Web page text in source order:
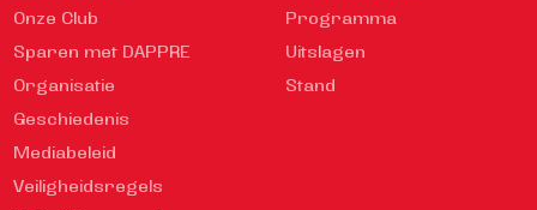
Onze Club
Sparen met DAPPRE
Organisatie
Geschiedenis
Mediabeleid
Veiligheidsregels
Programma
Uitslagen
Stand